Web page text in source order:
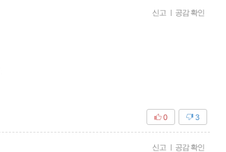
신고 | 공감 확인
3
0
신고 | 공감 확인